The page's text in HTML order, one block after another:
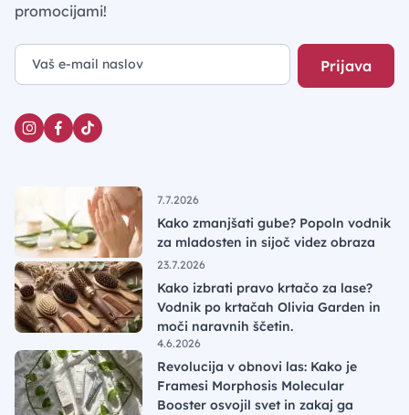
promocijami!
Prijava
7.7.2026
Kako zmanjšati gube? Popoln vodnik
za mladosten in sijoč videz obraza
23.7.2026
Kako izbrati pravo krtačo za lase?
Vodnik po krtačah Olivia Garden in
moči naravnih ščetin.
4.6.2026
Revolucija v obnovi las: Kako je
Framesi Morphosis Molecular
Booster osvojil svet in zakaj ga